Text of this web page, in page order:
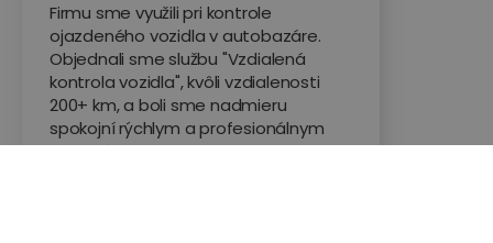
Firmu sme využili pri kontrole
ojazdeného vozidla v autobazáre.
Objednali sme službu "Vzdialená
kontrola vozidla", kvôli vzdialenosti
200+ km, a boli sme nadmieru
spokojní rýchlym a profesionálnym
jednaním technika. Najviac sme